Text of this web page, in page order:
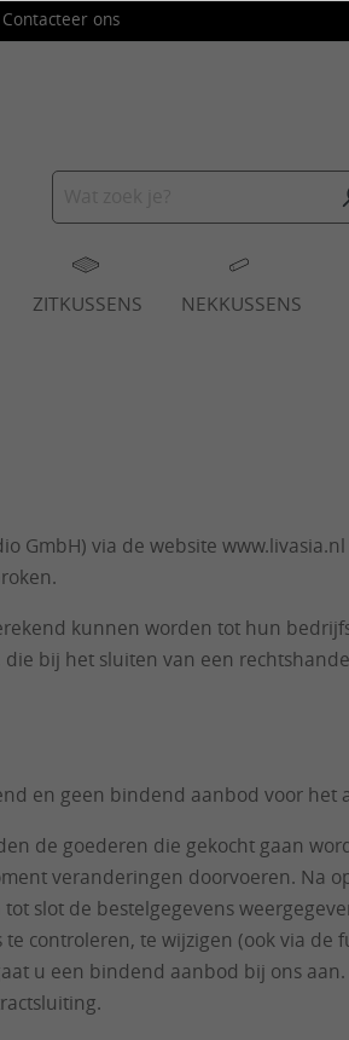
Contacteer ons
ZITKUSSENS NEKKUSSENS
GmbH) via de website
kunnen worden tot hun
bij het sluiten van een
en geen bindend aanbod voor het
de goederen die gekocht gaan
veranderingen doorvoeren. Na
slot de bestelgegevens
controleren, te wijzigen (ook via de
u een bindend aanbod bij ons